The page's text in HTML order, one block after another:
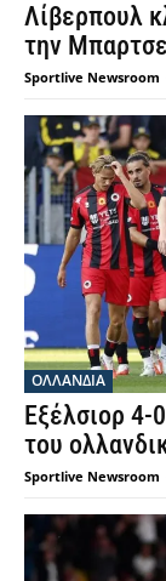
Λίβερπουλ
την
Sportlive Newsroom
OΛΛΑΝΔΊΑ
Εξέλσιορ 4-
του
Sportlive Newsroom